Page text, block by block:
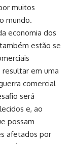
muitos
mundo.
economia dos
estão se
em uma
comercial
será
e, ao
possam
afetados por